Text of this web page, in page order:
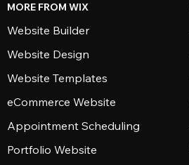
MORE FROM WIX
Website Builder
Website Design
Website Templates
eCommerce Website
Appointment Scheduling
Portfolio Website